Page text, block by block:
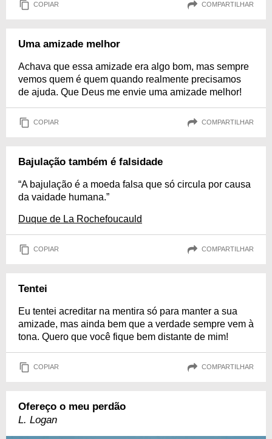
COPIAR COMPARTILHAR
Uma amizade melhor
Achava que essa amizade era algo bom, mas sempre
vemos quem é quem quando realmente precisamos
de ajuda. Que Deus me envie uma amizade melhor!
COPIAR COMPARTILHAR
Bajulação também é falsidade
“A bajulação é a moeda falsa que só circula por causa
da vaidade humana.”
Duque de La Rochefoucauld
COPIAR COMPARTILHAR
Tentei
Eu tentei acreditar na mentira só para manter a sua
amizade, mas ainda bem que a verdade sempre vem à
tona. Quero que você fique bem distante de mim!
COPIAR COMPARTILHAR
Ofereço o meu perdão
L. Logan